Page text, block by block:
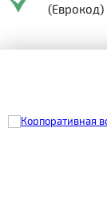
(Еврокод)